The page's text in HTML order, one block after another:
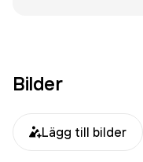
Bilder
Lägg till bilder